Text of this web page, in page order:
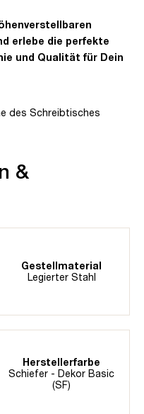
erlebe die perfekte
und Qualität für Dein
des Schreibtisches
&
Gestellmaterial
Legierter Stahl
Herstellerfarbe
Schiefer - Dekor Basic
(SF)